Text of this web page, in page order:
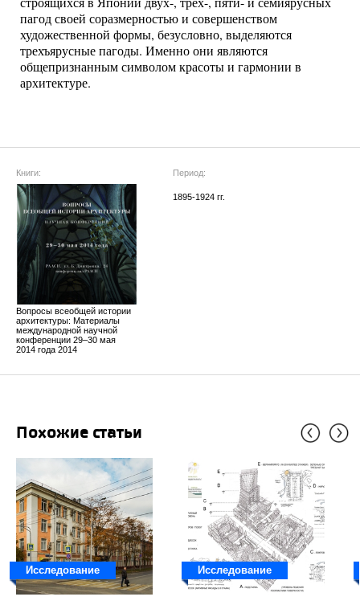
пагод своей соразмерностью и совершенством
художественной формы, безусловно, выделяются
трехъярусные пагоды. Именно они являются
общепризнанным символом красоты и гармонии в
архитектуре.
Книги:
Вопросы всеобщей истории
архитектуры: Материалы
международной научной
конференции 29–30 мая
2014 года 2014
Период:
1895-1924 гг.
Похожие статьи
Исследование Исследование